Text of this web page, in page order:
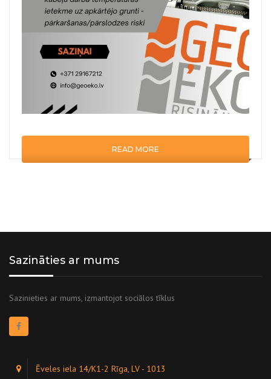
READ MORE
Sazināties ar mums
Sazinieties ar mums, izmantojot sociālos tīklus
Ēveles iela 14/K1-2 Rīga, LV - 1013